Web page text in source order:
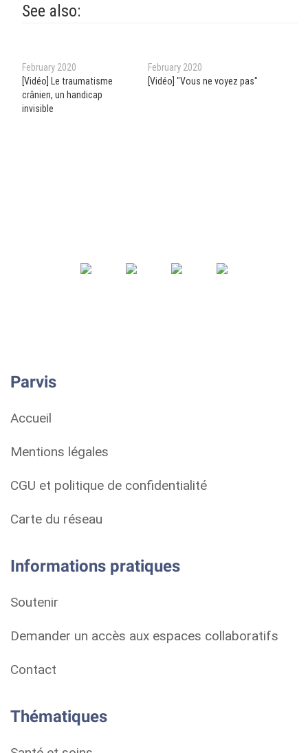
See also:
February 2020
[Vidéo] Le traumatisme
crânien, un handicap
invisible
February 2020
[Vidéo] "Vous ne voyez pas"
Parvis
Accueil
Mentions légales
CGU et politique de confidentialité
Carte du réseau
Informations pratiques
Soutenir
Demander un accès aux espaces collaboratifs
Contact
Thématiques